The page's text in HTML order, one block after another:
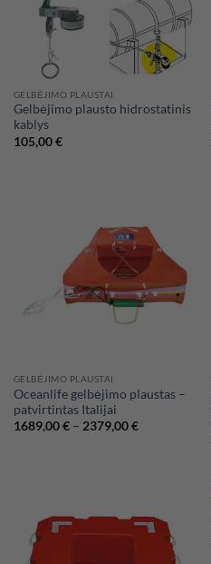
GELBĖJIMO PLAUSTAI
Gelbėjimo plausto hidrostatinis
kablys
105,00€
GELBĖJIMO PLAUSTAI
Oceanlife gelbėjimo plaustas –
patvirtintas Italijai
1689,00€ – 2379,00€Price